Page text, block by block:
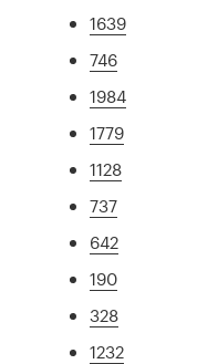
1639
746
1984
1779
1128
737
642
190
328
1232